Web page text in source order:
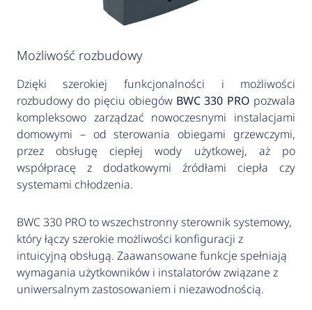
Możliwość rozbudowy
Dzięki szerokiej funkcjonalności i możliwości
rozbudowy do pięciu obiegów BWC 330 PRO pozwala
kompleksowo zarządzać nowoczesnymi instalacjami
domowymi – od sterowania obiegami grzewczymi,
przez obsługę ciepłej wody użytkowej, aż po
współpracę z dodatkowymi źródłami ciepła czy
systemami chłodzenia.
BWC 330 PRO to wszechstronny sterownik systemowy,
który łączy szerokie możliwości konfiguracji z
intuicyjną obsługą. Zaawansowane funkcje spełniają
wymagania użytkowników i instalatorów związane z
uniwersalnym zastosowaniem i niezawodnością.